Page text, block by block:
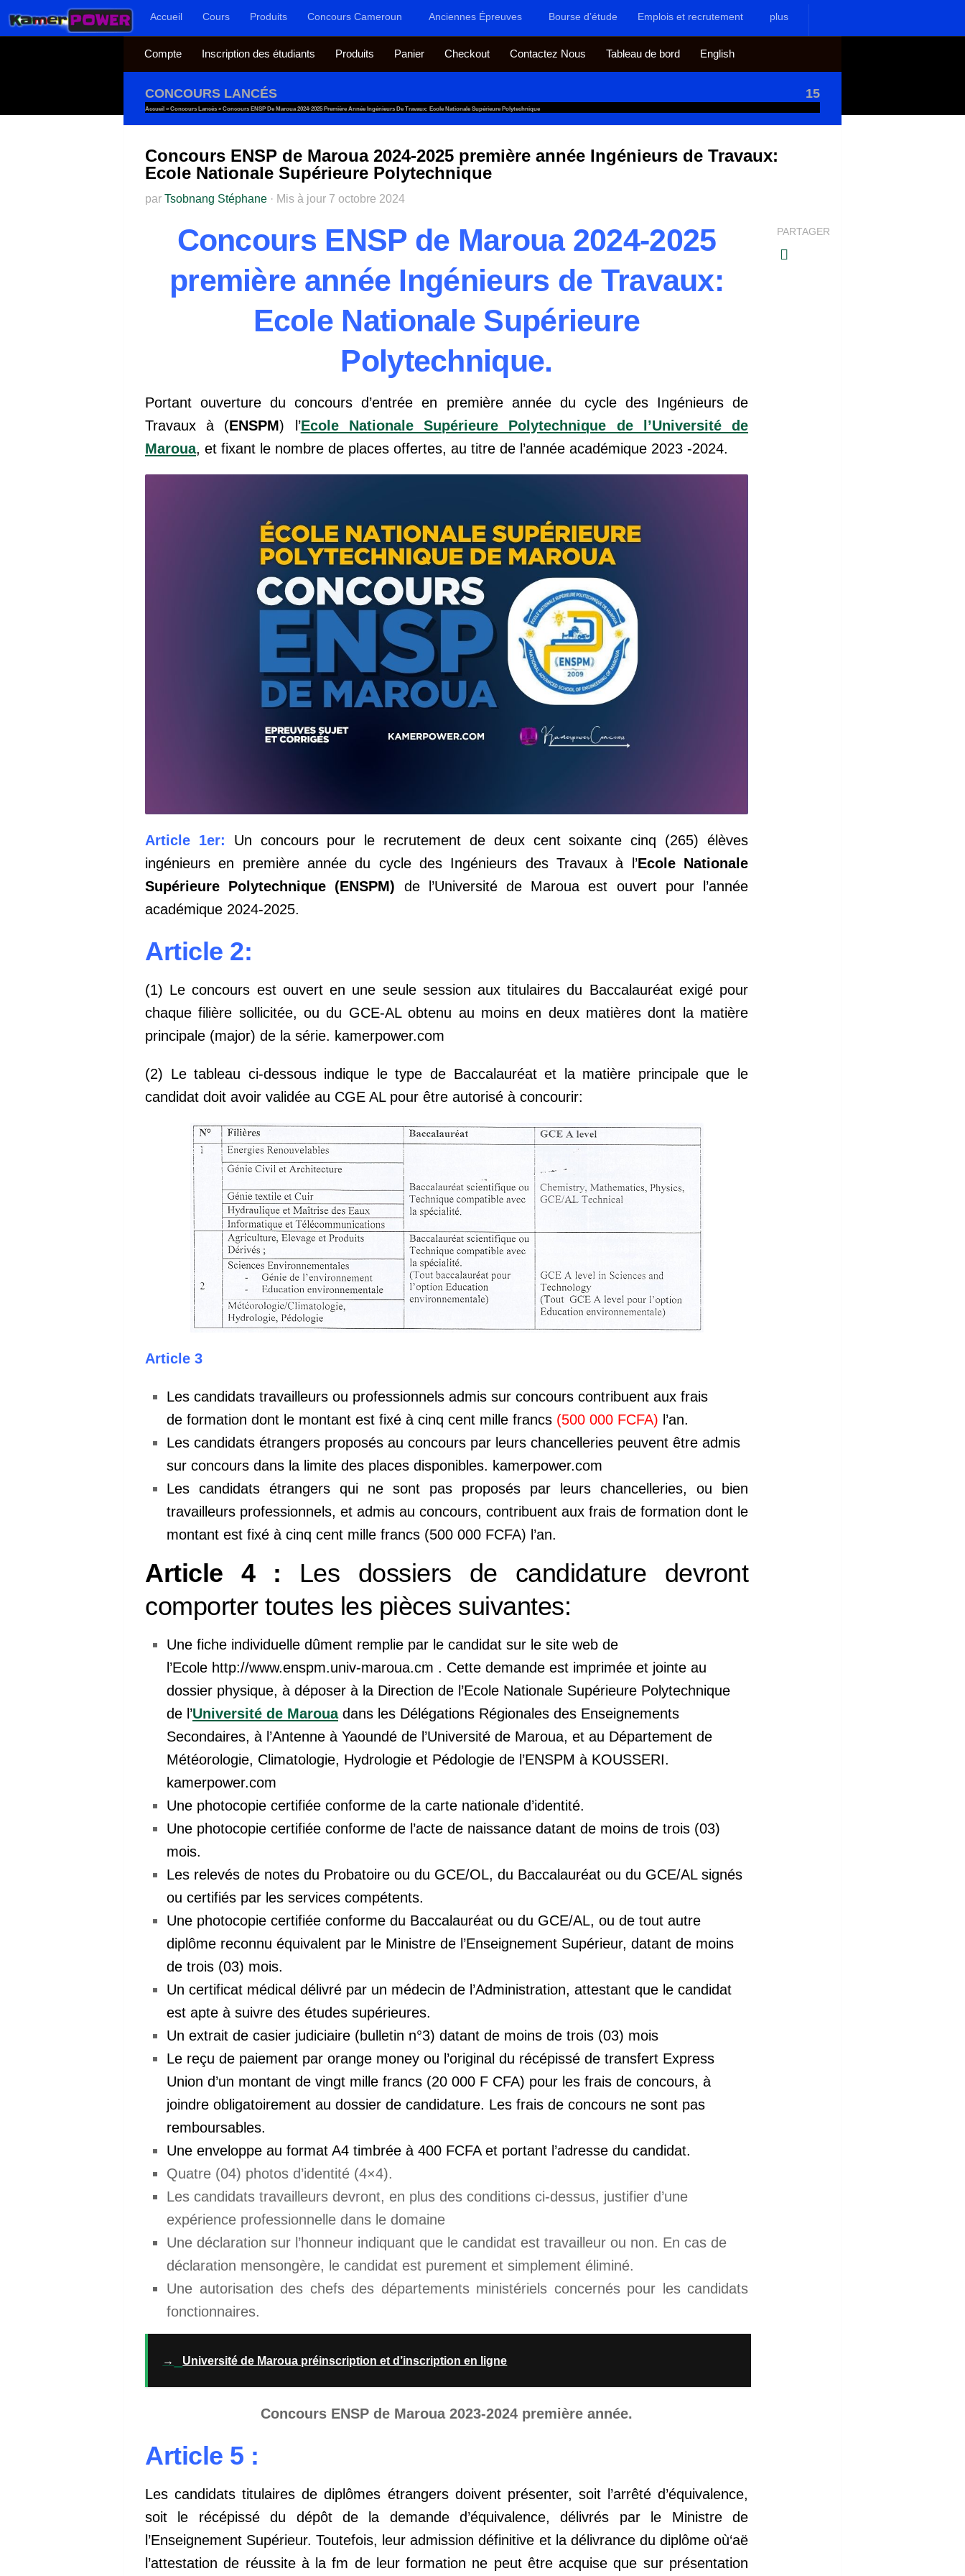
Au dessous du contenuAccueil Cours Produits Concours Cameroun Anciennes Épreuves Bourse d’étude Emplois et recrutement plus
Compte Inscription des étudiants Produits Panier Checkout Contactez Nous Tableau de bord English
CONCOURS LANCÉS 15
Accueil » Concours Lancés » Concours ENSP De Maroua 2024-2025 Première Année Ingénieurs De Travaux: Ecole Nationale Supérieure Polytechnique
Concours ENSP de Maroua 2024-2025 première année Ingénieurs de Travaux:
Ecole Nationale Supérieure Polytechnique
par Tsobnang Stéphane · Mis à jour 7 octobre 2024
Concours ENSP de Maroua 2024-2025
première année Ingénieurs de Travaux:
Ecole Nationale Supérieure
Polytechnique.
Portant ouverture du concours d’entrée en première année du cycle des Ingénieurs de
Travaux à (ENSPM) l’Ecole Nationale Supérieure Polytechnique de l’Université de
Maroua, et fixant le nombre de places offertes, au titre de l’année académique 2023 -2024.
Article 1er: Un concours pour le recrutement de deux cent soixante cinq (265) élèves
ingénieurs en première année du cycle des Ingénieurs des Travaux à l’Ecole Nationale
Supérieure Polytechnique (ENSPM) de l’Université de Maroua est ouvert pour l’année
académique 2024-2025.
Article 2:
(1) Le concours est ouvert en une seule session aux titulaires du Baccalauréat exigé pour
chaque filière sollicitée, ou du GCE-AL obtenu au moins en deux matières dont la matière
principale (major) de la série. kamerpower.com
(2) Le tableau ci-dessous indique le type de Baccalauréat et la matière principale que le
candidat doit avoir validée au CGE AL pour être autorisé à concourir:
Article 3
Les candidats travailleurs ou professionnels admis sur concours contribuent aux frais
de formation dont le montant est fixé à cinq cent mille francs (500 000 FCFA) l’an.
Les candidats étrangers proposés au concours par leurs chancelleries peuvent être admis
sur concours dans la limite des places disponibles. kamerpower.com
Les candidats étrangers qui ne sont pas proposés par leurs chancelleries, ou bien
travailleurs professionnels, et admis au concours, contribuent aux frais de formation dont le
montant est fixé à cinq cent mille francs (500 000 FCFA) l’an.
Article 4 : Les dossiers de candidature devront
comporter toutes les pièces suivantes:
Une fiche individuelle dûment remplie par le candidat sur le site web de
l’Ecole http://www.enspm.univ-maroua.cm . Cette demande est imprimée et jointe au
dossier physique, à déposer à la Direction de l’Ecole Nationale Supérieure Polytechnique
de l’Université de Maroua dans les Délégations Régionales des Enseignements
Secondaires, à l’Antenne à Yaoundé de l’Université de Maroua, et au Département de
Météorologie, Climatologie, Hydrologie et Pédologie de l’ENSPM à KOUSSERI.
kamerpower.com
Une photocopie certifiée conforme de la carte nationale d’identité.
Une photocopie certifiée conforme de l’acte de naissance datant de moins de trois (03)
mois.
Les relevés de notes du Probatoire ou du GCE/OL, du Baccalauréat ou du GCE/AL signés
ou certifiés par les services compétents.
Une photocopie certifiée conforme du Baccalauréat ou du GCE/AL, ou de tout autre
diplôme reconnu équivalent par le Ministre de l’Enseignement Supérieur, datant de moins
de trois (03) mois.
Un certificat médical délivré par un médecin de l’Administration, attestant que le candidat
est apte à suivre des études supérieures.
Un extrait de casier judiciaire (bulletin n°3) datant de moins de trois (03) mois
Le reçu de paiement par orange money ou l’original du récépissé de transfert Express
Union d’un montant de vingt mille francs (20 000 F CFA) pour les frais de concours, à
joindre obligatoirement au dossier de candidature. Les frais de concours ne sont pas
remboursables.
Une enveloppe au format A4 timbrée à 400 FCFA et portant l’adresse du candidat.
Quatre (04) photos d’identité (4×4).
Les candidats travailleurs devront, en plus des conditions ci-dessus, justifier d’une
expérience professionnelle dans le domaine
Une déclaration sur l’honneur indiquant que le candidat est travailleur ou non. En cas de
déclaration mensongère, le candidat est purement et simplement éliminé.
Une autorisation des chefs des départements ministériels concernés pour les candidats
fonctionnaires.
→ Université de Maroua préinscription et d’inscription en ligne
Concours ENSP de Maroua 2023-2024 première année.
Article 5 :
Les candidats titulaires de diplômes étrangers doivent présenter, soit l’arrêté d’équivalence,
soit le récépissé du dépôt de la demande d’équivalence, délivrés par le Ministre de
l’Enseignement Supérieur. Toutefois, leur admission définitive et la délivrance du diplôme où‘aë
l’attestation de réussite à la fm de leur formation ne peut être acquise que sur présentation
PARTAGER